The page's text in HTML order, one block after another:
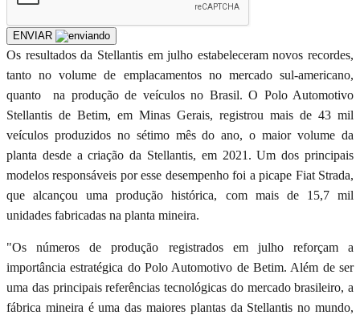
ENVIAR
Os resultados da Stellantis em julho estabeleceram novos recordes,
tanto no volume de emplacamentos no mercado sul-americano,
quanto na produção de veículos no Brasil. O Polo Automotivo
Stellantis de Betim, em Minas Gerais, registrou mais de 43 mil
veículos produzidos no sétimo mês do ano, o maior volume da
planta desde a criação da Stellantis, em 2021. Um dos principais
modelos responsáveis por esse desempenho foi a picape Fiat Strada,
que alcançou uma produção histórica, com mais de 15,7 mil
unidades fabricadas na planta mineira.
"Os números de produção registrados em julho reforçam a
importância estratégica do Polo Automotivo de Betim. Além de ser
uma das principais referências tecnológicas do mercado brasileiro, a
fábrica mineira é uma das maiores plantas da Stellantis no mundo,